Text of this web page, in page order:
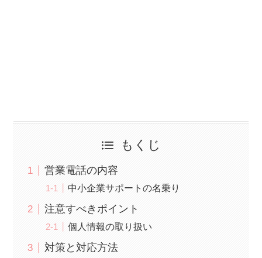
もくじ
営業電話の内容
中小企業サポートの名乗り
注意すべきポイント
個人情報の取り扱い
対策と対応方法